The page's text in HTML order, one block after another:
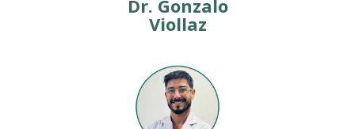
Dr. Gonzalo
Viollaz